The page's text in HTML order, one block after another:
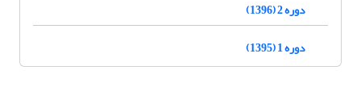
دوره 2 (1396)
دوره 1 (1395)